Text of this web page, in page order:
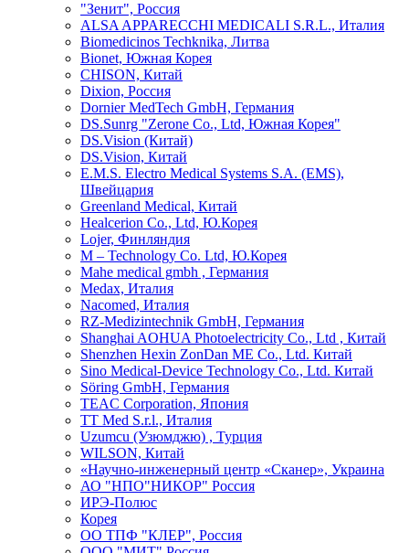
"Зенит", Россия
ALSA APPARECCHI MEDICALI S.R.L., Италия
Biomedicinos Techknika, Литва
Bionet, Южная Корея
CHISON, Китай
Dixion, Россия
Dornier MedTech GmbH, Германия
DS.Sunrg "Zerone Co., Ltd, Южная Корея"
DS.Vision (Китай)
DS.Vision, Китай
E.M.S. Electro Medical Systems S.A. (EMS),
Швейцария
Greenland Medical, Китай
Healcerion Co., Ltd, Ю.Корея
Lojer, Финляндия
M – Technology Co. Ltd, Ю.Корея
Mahe medical gmbh , Германия
Medax, Италия
Nacomed, Италия
RZ-Medizintechnik GmbH, Германия
Shanghai AOHUA Photoelectricity Co., Ltd , Китай
Shenzhen Hexin ZonDan ME Co., Ltd. Китай
Sino Medical-Device Technology Со., Ltd. Китай
Söring GmbH, Германия
TEAC Corporation, Япония
TT Med S.r.l., Италия
Uzumcu (Узюмджю) , Турция
WILSON, Китай
«Научно-инженерный центр «Сканер», Украина
АО "НПО"НИКОР" Россия
ИРЭ-Полюс
Корея
ОО ТПФ "КЛЕР", Россия